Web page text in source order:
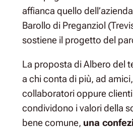
affianca quello
Barollo di Preganziol
sostiene il progetto del
La proposta di Albero del
a chi conta di più, ad
collaboratori oppure
condividono i valori della
bene comune, una